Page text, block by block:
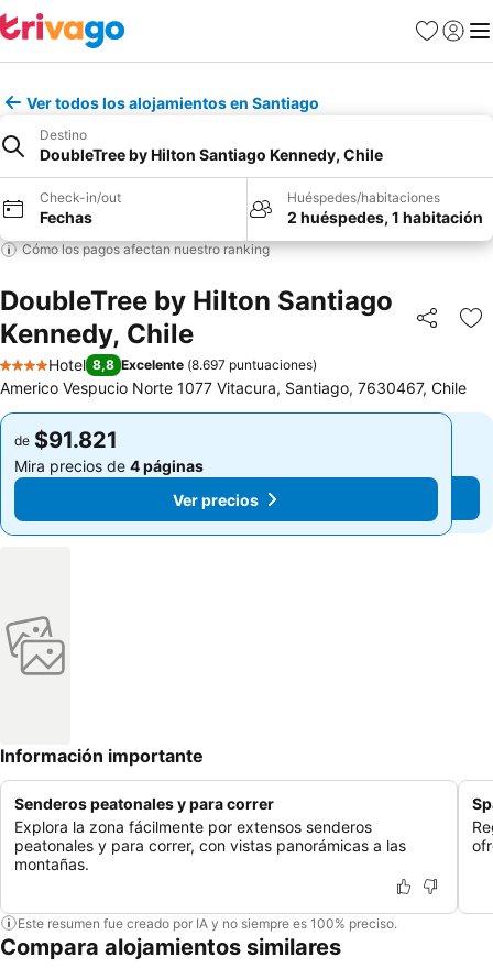
Favoritos
Iniciar
Ver todos los alojamientos en Santiago
Destino
DoubleTree by Hilton Santiago Kennedy, Chile
Check-in/out
Fechas
Huéspedes/habitaciones
2 huéspedes, 1 habitación
Cómo los pagos afectan nuestro ranking
DoubleTree by Hilton Santiago
Kennedy, Chile
Compartir
4 Estrellas
Hotel 8,8 Excelente (8.697 puntuaciones)
Americo Vespucio Norte 1077 Vitacura, Santiago, 7630467, Chile
de $91.821
Mira precios de 4 páginas
Ver precios
de $91.821
Mira precios de 4 páginas
Ver precios
Información importante
Senderos peatonales y para correr
Explora la zona fácilmente por extensos senderos
peatonales y para correr, con vistas panorámicas a las
montañas.
Este resumen fue creado por IA y no siempre es 100% preciso.
Compara alojamientos similares